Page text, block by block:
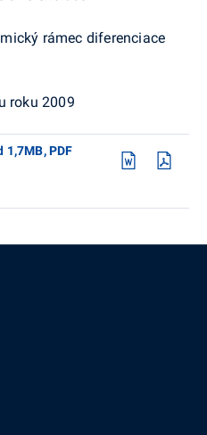
rámec diferenciace
roku 2009
1,7MB, PDF